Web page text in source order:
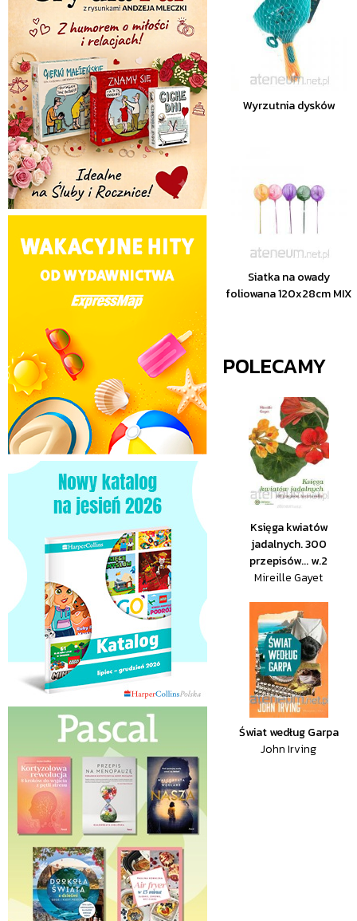
Wyrzutnia dysków
Siatka na owady
foliowana 120x28cm MIX
POLECAMY
Księga kwiatów
jadalnych. 300
przepisów... w.2
Mireille Gayet
Świat według Garpa
John Irving